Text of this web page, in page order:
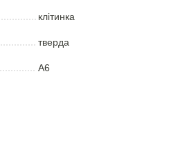
клітинка
тверда
А6